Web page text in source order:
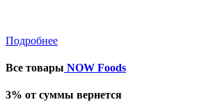
Подробнее
Все товары NOW Foods
3% от суммы вернется